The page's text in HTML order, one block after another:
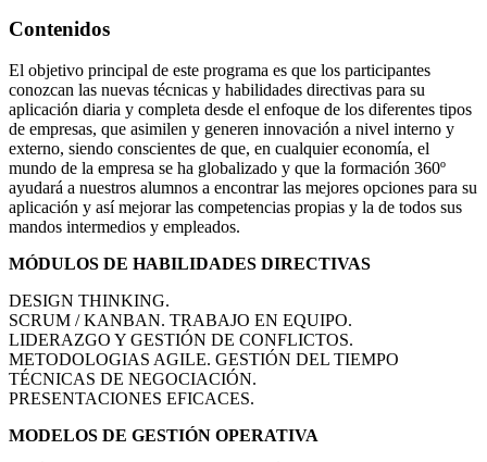
Contenidos
El objetivo principal de este programa es que los participantes
conozcan las nuevas técnicas y habilidades directivas para su
aplicación diaria y completa desde el enfoque de los diferentes tipos
de empresas, que asimilen y generen innovación a nivel interno y
externo, siendo conscientes de que, en cualquier economía, el
mundo de la empresa se ha globalizado y que la formación 360º
ayudará a nuestros alumnos a encontrar las mejores opciones para su
aplicación y así mejorar las competencias propias y la de todos sus
mandos intermedios y empleados.
MÓDULOS DE HABILIDADES DIRECTIVAS
DESIGN THINKING.
SCRUM / KANBAN. TRABAJO EN EQUIPO.
LIDERAZGO Y GESTIÓN DE CONFLICTOS.
METODOLOGIAS AGILE. GESTIÓN DEL TIEMPO
TÉCNICAS DE NEGOCIACIÓN.
PRESENTACIONES EFICACES.
MODELOS DE GESTIÓN OPERATIVA